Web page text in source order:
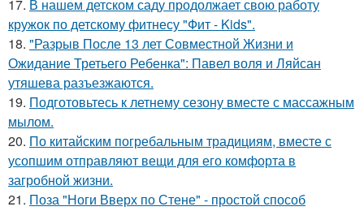
17. В нашем детском саду продолжает свою работу
кружок по детскому фитнесу "Фит - Kids".
18. "Разрыв После 13 лет Совместной Жизни и
Ожидание Третьего Ребенка": Павел воля и Ляйсан
утяшева разъезжаются.
19. Подготовьтесь к летнему сезону вместе с массажным
мылом.
20. По китайским погребальным традициям, вместе с
усопшим отправляют вещи для его комфорта в
загробной жизни.
21. Поза "Ноги Вверх по Стене" - простой способ